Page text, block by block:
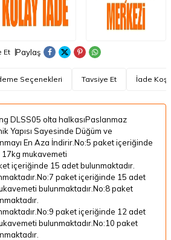
Et Paylaş
Seçenekleri Tavsiye Et İade
DLSS05 olta halkasıPaslanmaz
Yapısı Sayesinde Düğüm ve
En Aza İndirir.No:5 paket içeriğinde
17kg mukavemeti
içeriğinde 15 adet bulunmaktadır.
paket içeriğinde 15 adet
bulunmaktadır.No:8 paket
paket içeriğinde 12 adet
bulunmaktadır.No:10 paket